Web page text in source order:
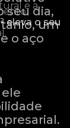
eleva o seu
e a
seu dia,
um
o aço